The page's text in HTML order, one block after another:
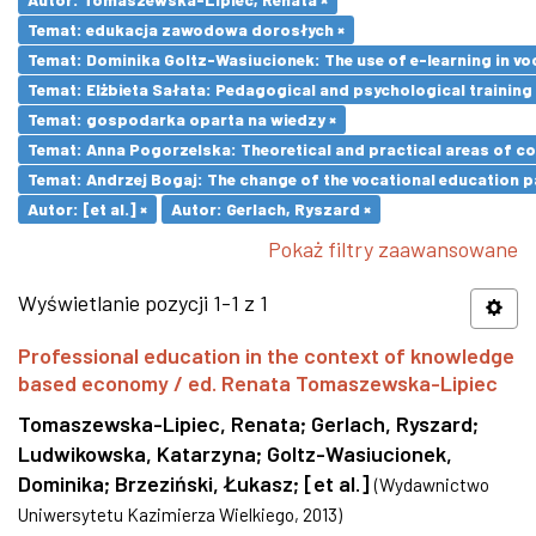
Temat: edukacja zawodowa dorosłych ×
Temat: Dominika Goltz-Wasiucionek: The use of e-learning in
Temat: Elżbieta Sałata: Pedagogical and psychological
Temat: gospodarka oparta na wiedzy ×
Temat: Anna Pogorzelska: Theoretical and practical areas of
Temat: Andrzej Bogaj: The change of the vocational education
Autor: [et al.] ×
Autor: Gerlach, Ryszard ×
Pokaż filtry zaawansowane
Wyświetlanie pozycji 1-1 z 1
Professional education in the context of knowledge
based economy / ed. Renata Tomaszewska-Lipiec
Tomaszewska-Lipiec, Renata; Gerlach, Ryszard;
Ludwikowska, Katarzyna; Goltz-Wasiucionek,
Dominika; Brzeziński, Łukasz; [et al.] (Wydawnictwo
Uniwersytetu Kazimierza Wielkiego, 2013)